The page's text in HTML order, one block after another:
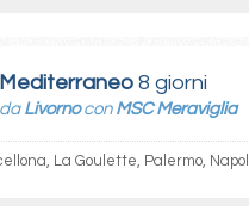
Mediterraneo 8 giorni
da Livornocon MSC Meraviglia
La Goulette, Palermo,